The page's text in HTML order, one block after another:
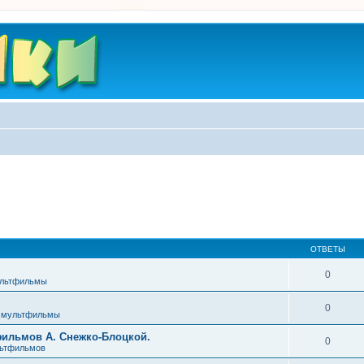
ОТВЕТЫ
0
0
А. Снежко-Блоцкой. 0